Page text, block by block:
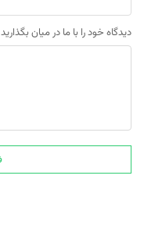
دیدگاه خود را با ما در میان بگذارید